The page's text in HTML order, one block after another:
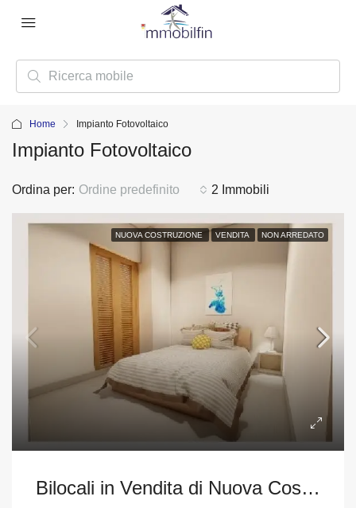
Home Impianto Fotovoltaico
Impianto Fotovoltaico
2 Immobili
Ordina per: Ordine predefinito
NUOVA COSTRUZIONE VENDITA NON ARREDATO
Bilocali in Vendita di Nuova Costruzione (3) in Via Grotta Polifemo, Milazzo (Me)